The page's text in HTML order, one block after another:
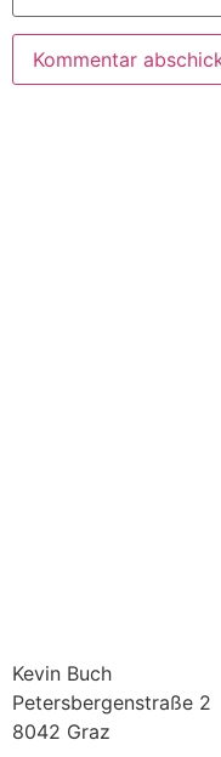
Kevin Buch
Petersbergenstraße 2
8042 Graz